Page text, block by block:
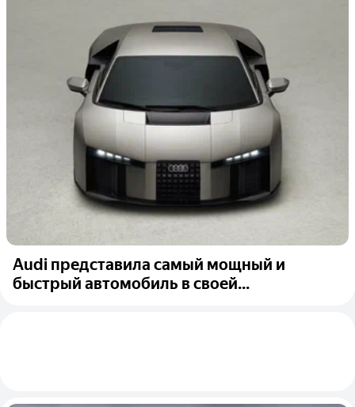
Audi представила самый мощный и
быстрый автомобиль в своей...